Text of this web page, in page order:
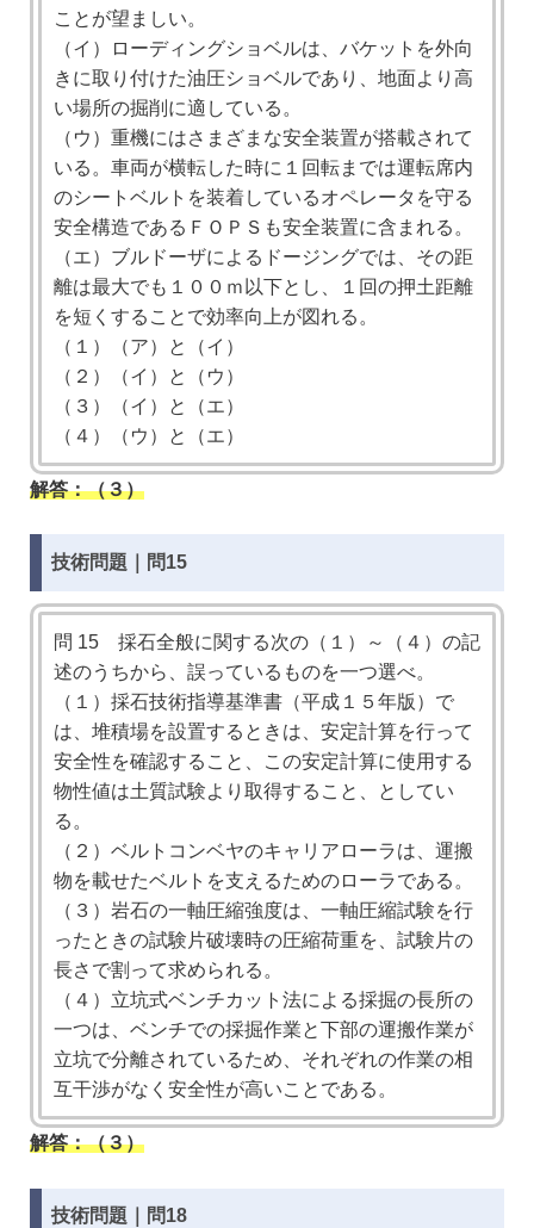
ことが望ましい。
（イ）ローディングショベルは、バケットを外向
きに取り付けた油圧ショベルであり、地面より高
い場所の掘削に適している。
（ウ）重機にはさまざまな安全装置が搭載されて
いる。車両が横転した時に１回転までは運転席内
のシートベルトを装着しているオペレータを守る
安全構造であるＦＯＰＳも安全装置に含まれる。
（エ）ブルドーザによるドージングでは、その距
離は最大でも１００ｍ以下とし、１回の押土距離
を短くすることで効率向上が図れる。
（１）（ア）と（イ）
（２）（イ）と（ウ）
（３）（イ）と（エ）
（４）（ウ）と（エ）
解答：（３）
技術問題｜問15
問 15 採石全般に関する次の（１）～（４）の記
述のうちから、誤っているものを一つ選べ。
（１）採石技術指導基準書（平成１５年版）で
は、堆積場を設置するときは、安定計算を行って
安全性を確認すること、この安定計算に使用する
物性値は土質試験より取得すること、としてい
る。
（２）ベルトコンベヤのキャリアローラは、運搬
物を載せたベルトを支えるためのローラである。
（３）岩石の一軸圧縮強度は、一軸圧縮試験を行
ったときの試験片破壊時の圧縮荷重を、試験片の
長さで割って求められる。
（４）立坑式ベンチカット法による採掘の長所の
一つは、ベンチでの採掘作業と下部の運搬作業が
立坑で分離されているため、それぞれの作業の相
互干渉がなく安全性が高いことである。
解答：（３）
技術問題｜問18